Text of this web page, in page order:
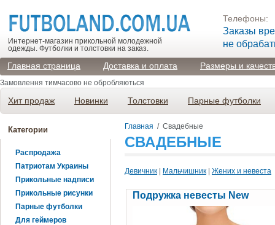
Интернет-магазин прикольной молодежной
одежды. Футболки и толстовки на заказ.
Телефоны:
Заказы
не
Главная страница Доставка и оплата Размеры и
Замовлення тимчасово не обробляються
Хит продаж Новинки Толстовки Парные футболки
Категории
Распродажа
Патриотам Украины
Прикольные надписи
Прикольные рисунки
Парные футболки
Для геймеров
Главная / Свадебные
СВАДЕБНЫЕ
Девичник Мальчишник Жених и невеста
Подружка невесты New